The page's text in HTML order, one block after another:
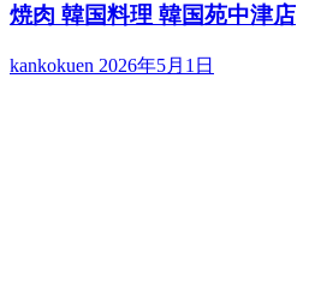
焼肉 韓国料理 韓国苑中津店
kankokuen 2026年5月1日